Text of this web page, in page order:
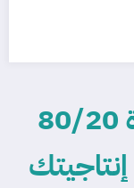
اكتشف كيف تغير قاعدة 80/20